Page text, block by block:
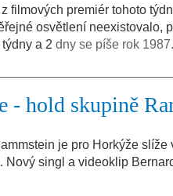
filmových premiér tohoto
osvětlení neexistovalo,
a 2 dny se píše rok 1987.
- hold skupině
je pro Horkýže
Nový singl a videoklip